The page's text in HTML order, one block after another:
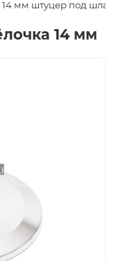
14 мм штуцер под
14 мм